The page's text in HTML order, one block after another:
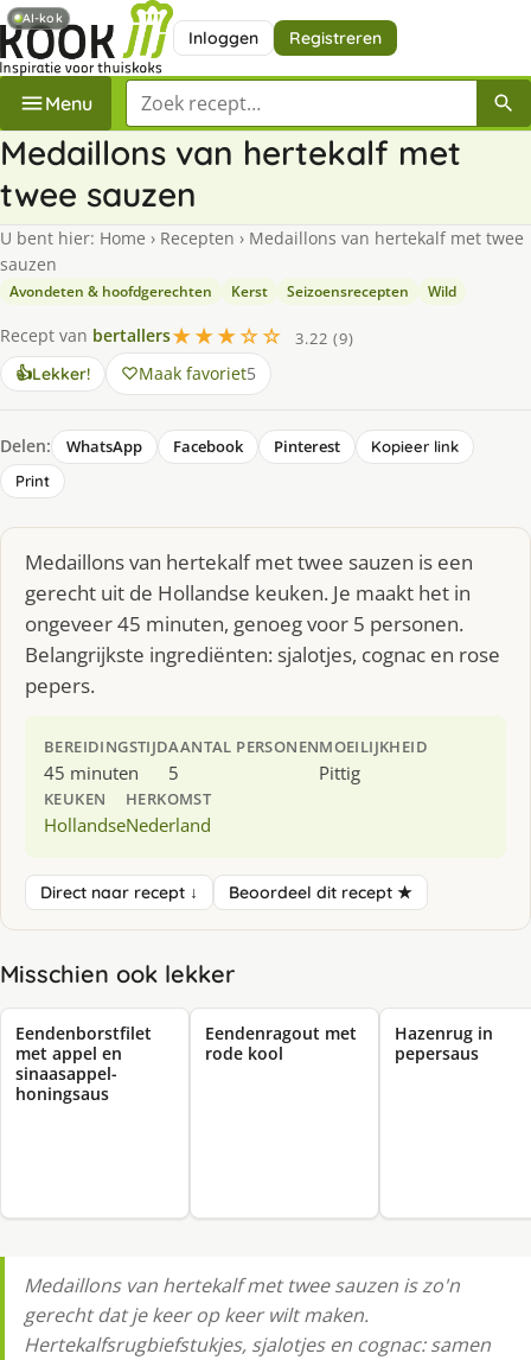
Inloggen Registreren
Menu Zoek een recept
Medaillons van hertekalf met
twee sauzen
U bent hier: Home › Recepten › Medaillons van hertekalf met twee
sauzen
Avondeten & hoofdgerechten Kerst Seizoensrecepten Wild
Recept van bertallers★★★☆☆
3.22 (9)
👍Lekker! Maak favoriet5
Delen: WhatsApp Facebook Pinterest
Kopieer link
Print
Medaillons van hertekalf met twee sauzen is een
gerecht uit de Hollandse keuken. Je maakt het in
ongeveer 45 minuten, genoeg voor 5 personen.
Belangrijkste ingrediënten: sjalotjes, cognac en rose
pepers.
BEREIDINGSTIJD
45 minuten
AANTAL PERSONEN
5
MOEILIJKHEID
Pittig
KEUKEN
Hollandse
HERKOMST
Nederland
Direct naar recept ↓ Beoordeel dit recept ★
Misschien ook lekker
Eendenborstfilet
met appel en
sinaasappel-
honingsaus
Eendenragout met
rode kool
Hazenrug in
pepersaus
AI-kok
Medaillons van hertekalf met twee sauzen is zo'n
gerecht dat je keer op keer wilt maken.
Hertekalfsrugbiefstukjes, sjalotjes en cognac: samen